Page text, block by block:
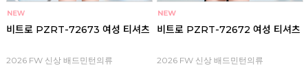
비트로 PZRT-72673 여성 티셔츠
2026 FW 신상 배드민턴의류
비트로 PZRT-72672 여성 티셔츠
2026 FW 신상 배드민턴의류